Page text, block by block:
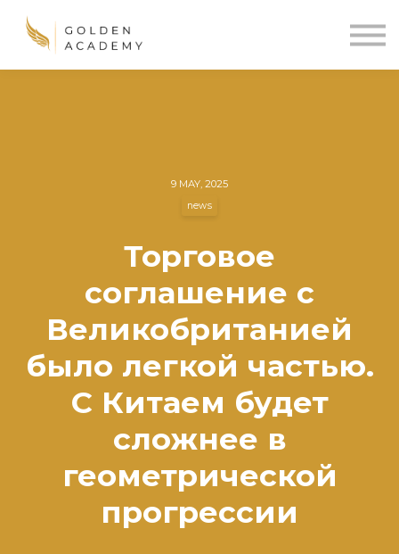
9 MAY, 2025
news
Торговое
соглашение с
Великобританией
было легкой частью.
С Китаем будет
сложнее в
геометрической
прогрессии